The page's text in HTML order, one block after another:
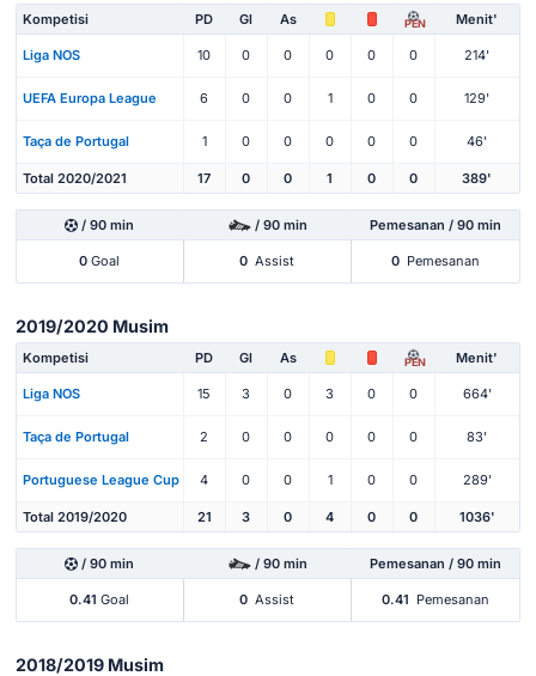
Kompetisi PD Gl As PEN Menit'
Liga NOS 10 0 0 0 0 0 214'
UEFA Europa League 6 0 0 1 0 0 129'
Taça de Portugal 1 0 0 0 0 0 46'
Total 2020/2021 17 0 0 1 0 0 389'
/ 90 min / 90 min Pemesanan / 90 min
0 Goal 0 Assist 0 Pemesanan
2019/2020 Musim
Kompetisi PD Gl As PEN Menit'
Liga NOS 15 3 0 3 0 0 664'
Taça de Portugal 2 0 0 0 0 0 83'
Portuguese League Cup 4 0 0 1 0 0 289'
Total 2019/2020 21 3 0 4 0 0 1036'
/ 90 min / 90 min Pemesanan / 90 min
0.41 Goal 0 Assist 0.41 Pemesanan
2018/2019 Musim